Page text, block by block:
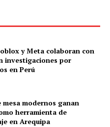
y Meta colaboran con
investigaciones por
en Perú
mesa modernos ganan
herramienta de
en Arequipa